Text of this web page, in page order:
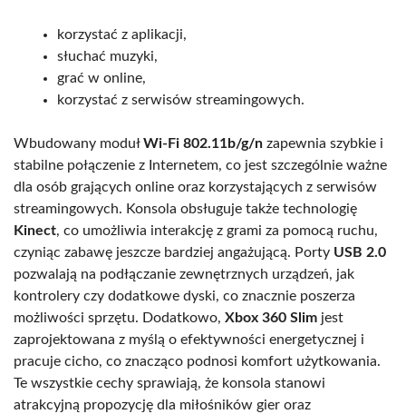
korzystać z aplikacji,
słuchać muzyki,
grać w online,
korzystać z serwisów streamingowych.
Wbudowany modułWi-Fi 802.11b/g/n zapewnia szybkie i
stabilne połączenie z Internetem, co jest szczególnie ważne
dla osób grających online oraz korzystających z serwisów
streamingowych. Konsola obsługuje także technologię
Kinect, co umożliwia interakcję z grami za pomocą ruchu,
czyniąc zabawę jeszcze bardziej angażującą. Porty USB 2.0
pozwalają na podłączanie zewnętrznych urządzeń, jak
kontrolery czy dodatkowe dyski, co znacznie poszerza
możliwości sprzętu. Dodatkowo, Xbox 360 Slim jest
zaprojektowana z myślą o efektywności energetycznej i
pracuje cicho, co znacząco podnosi komfort użytkowania.
Te wszystkie cechy sprawiają, że konsola stanowi
atrakcyjną propozycję dla miłośników gier oraz